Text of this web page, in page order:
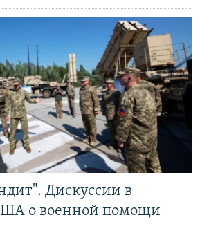
Дискуссии в
о военной помощи